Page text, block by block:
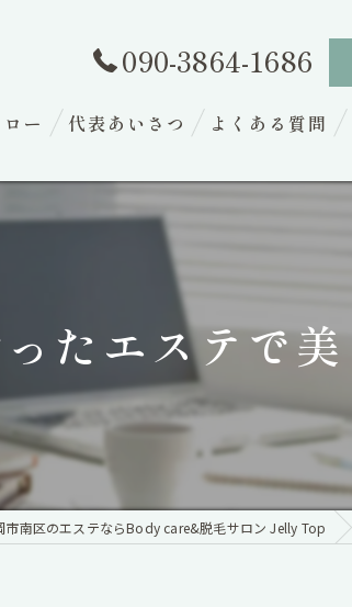
090-3864-1686
ー 代表あいさつ よくある質問
たエステで
市南区のエステならBody care&脱毛サロン Jelly Top